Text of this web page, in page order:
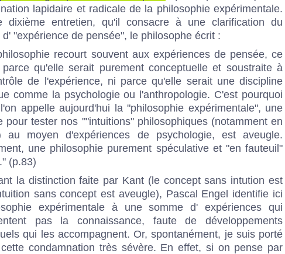
lapidaire et radicale de la philosophie expérimentale.
dixième entretien, qu'il consacre à une clarification du
"expérience de pensée", le philosophe écrit :
recourt souvent aux expériences de pensée, ce
qu'elle serait purement conceptuelle et soustraite à
de l'expérience, ni parce qu'elle serait une discipline
comme la psychologie ou l'anthropologie. C'est pourquoi
appelle aujourd'hui la "philosophie expérimentale", une
pour tester nos ""intuitions" philosophiques (notamment en
au moyen d'expériences de psychologie, est aveugle.
une philosophie purement spéculative et "en fauteuil"
(p.83)
la distinction faite par Kant (le concept sans intution est
sans concept est aveugle), Pascal Engel identifie ici
expérimentale à une somme d' expériences qui
pas la connaissance, faute de développements
qui les accompagnent. Or, spontanément, je suis porté
condamnation très sévère. En effet, si on pense par